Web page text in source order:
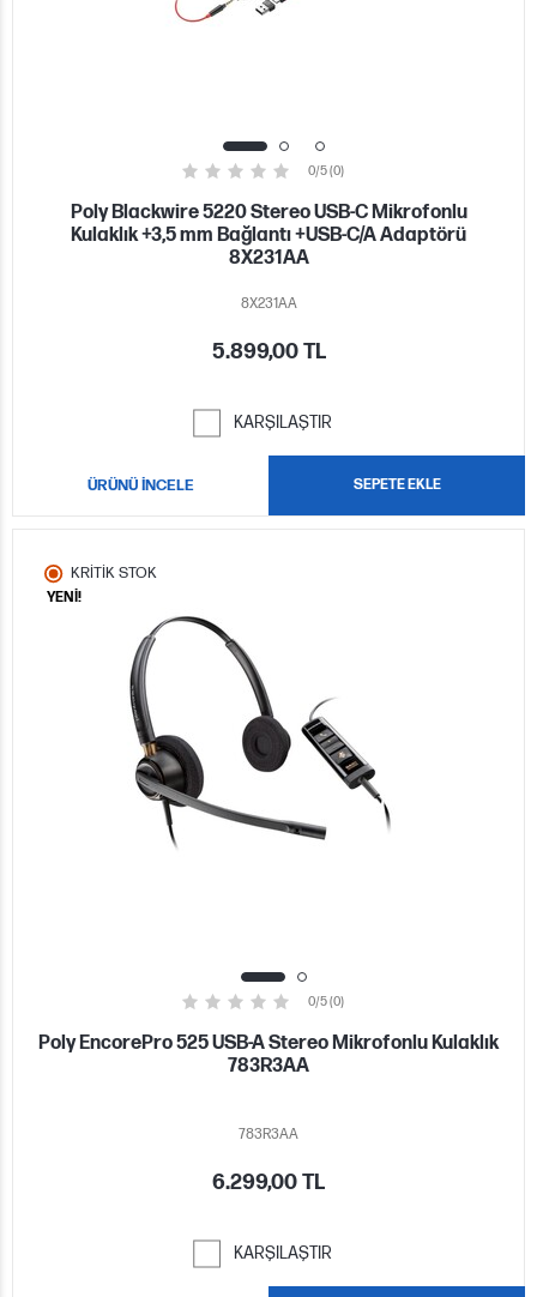
0/5 (0)
Poly Blackwire 5220 Stereo USB-C Mikrofonlu
Kulaklık +3,5 mm Bağlantı +USB-C/A Adaptörü
8X231AA
8X231AA
5.899,00 TL
KARŞILAŞTIR
ÜRÜNÜ İNCELE SEPETE EKLE
KRİTİK STOK
YENİ!
0/5 (0)
Poly EncorePro 525 USB-A Stereo Mikrofonlu Kulaklık
783R3AA
783R3AA
6.299,00 TL
KARŞILAŞTIR